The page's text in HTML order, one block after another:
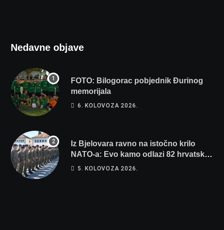
Nedavne objave
FOTO: Bilogorac pobjednik Đurinog
memorijala
6. KOLOVOZA 2026.
Iz Bjelovara ravno na istočno krilo
NATO-a: Evo kamo odlazi 82 hrvatska
vojnika i 6 vojnikinja
5. KOLOVOZA 2026.